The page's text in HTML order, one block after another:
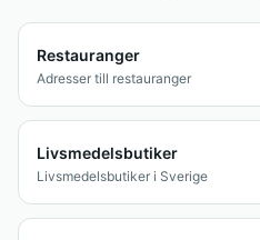
Restauranger
Adresser till restauranger
Livsmedelsbutiker
Livsmedelsbutiker i Sverige